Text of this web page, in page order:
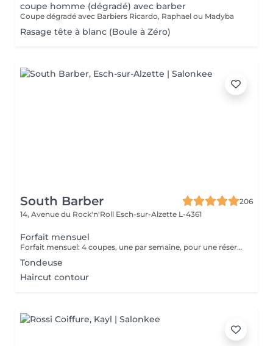
coupe homme (dégradé) avec barber
Coupe dégradé avec Barbiers Ricardo, Raphael ou Madyba
Rasage tête à blanc (Boule à Zéro)
South Barber
206
14, Avenue du Rock'n'Roll Esch-sur-Alzette L-4361
Forfait mensuel
Forfait mensuel: 4 coupes, une par semaine, pour une réservation ou un renseignement nous restons joignable sur notre numéro: 26 30 07 57 Ou sur place directement
Tondeuse
Haircut contour